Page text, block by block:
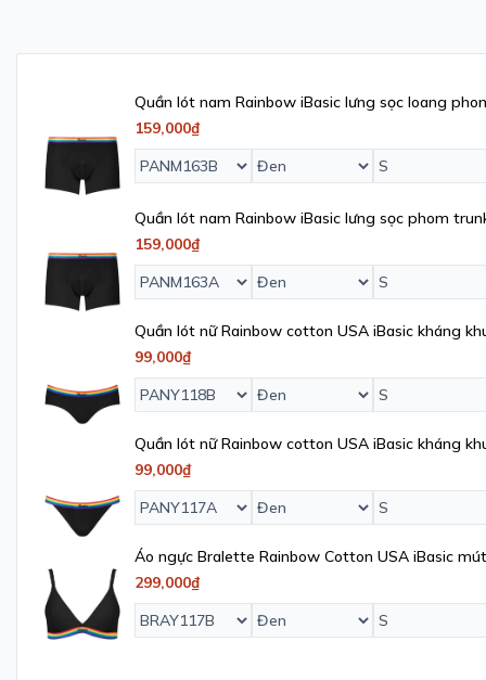
Quần lót nam Rainbow iBasic lưng sọc loang
- PANM163B
159,000₫
Quần lót nam Rainbow iBasic lưng sọc phom
PANM163A
159,000₫
Quần lót nữ Rainbow cotton USA iBasic kháng
- PANY118B
99,000₫
Quần lót nữ Rainbow cotton USA iBasic kháng
PANY117A
99,000₫
Áo ngực Bralette Rainbow Cotton USA iBasic
BRAY117B
299,000₫